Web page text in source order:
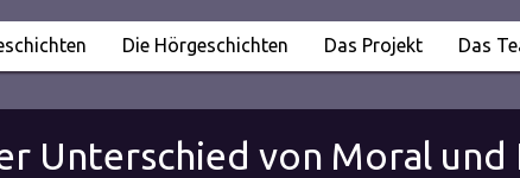
Die Hörgeschichten Das Projekt Das
Unterschied von Moral und